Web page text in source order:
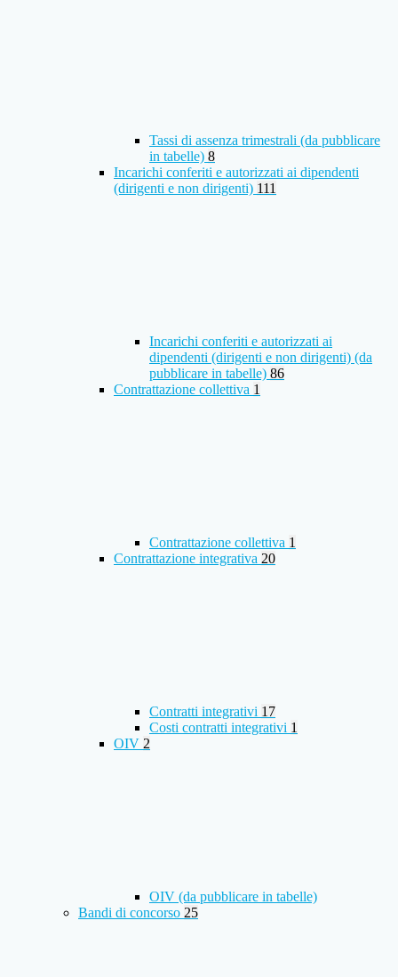
Tassi di assenza trimestrali (da pubblicare
in tabelle) 8
Incarichi conferiti e autorizzati ai dipendenti
(dirigenti e non dirigenti) 111
Incarichi conferiti e autorizzati ai
dipendenti (dirigenti e non dirigenti) (da
pubblicare in tabelle) 86
Contrattazione collettiva 1
Contrattazione collettiva 1
Contrattazione integrativa 20
Contratti integrativi 17
Costi contratti integrativi 1
OIV 2
OIV (da pubblicare in tabelle)
Bandi di concorso 25